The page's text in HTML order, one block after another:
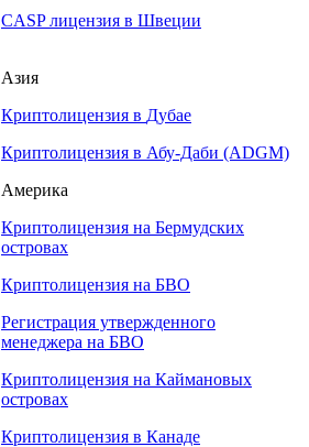
CASP лицензия в Швеции
Азия
Криптолицензия в Дубае
Криптолицензия в Абу-Даби (ADGM)
Америка
Криптолицензия на Бермудских
островах
Криптолицензия на БВО
Регистрация утвержденного
менеджера на БВО
Криптолицензия на Каймановых
островах
Криптолицензия в Канаде